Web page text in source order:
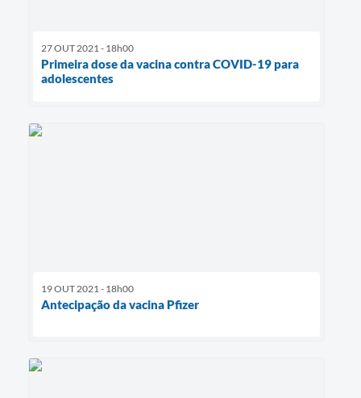
27 OUT 2021 - 18h00
Primeira dose da vacina contra COVID-19 para
adolescentes
19 OUT 2021 - 18h00
Antecipação da vacina Pfizer